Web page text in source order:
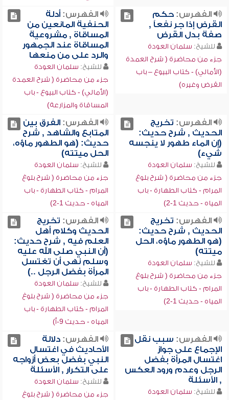
الفهرس:حكم
القرض إذا جر نفعاً ,
صفة بدل القرض
للشيخ: سلمان العودة
جزء من محاضرة ( شرح العمدة
(الأمالي) - كتاب البيوع – باب
القرض وغيره)
الفهرس:أدلة
الحنفية المانعين من
المساقاة , مشروعية
المساقاة عند الجمهور
والرد على من منعها
للشيخ: سلمان العودة
جزء من محاضرة ( شرح العمدة
(الأمالي) - كتاب البيوع - باب
المساقاة والمزارعة)
الفهرس: تخريج
الحديث , شرح حديث:
(إن الماء طهور لا ينجسه
شيء)
للشيخ: سلمان العودة
جزء من محاضرة ( شرح بلوغ
المرام - كتاب الطهارة - باب
المياه - حديث 1-2)
الفهرس:الفرق بين
المتابع والشاهد , شرح
حديث: (هو الطهور ماؤه،
الحل ميتته)
للشيخ: سلمان العودة
جزء من محاضرة ( شرح بلوغ
المرام - كتاب الطهارة - باب
المياه - حديث 1-2)
الفهرس: تخريج
الحديث , شرح حديث:
(هو الطهور ماؤه، الحل
ميتته)
للشيخ: سلمان العودة
جزء من محاضرة ( شرح بلوغ
المرام - كتاب الطهارة - باب
المياه - حديث 1-2)
الفهرس: تخريج
الحديث وكلام أهل
العلم فيه , شرح حديث:
(أن النبي صلى الله عليه
وسلم نهى أن تغتسل
المرأة بفضل الرجل ..)
للشيخ: سلمان العودة
جزء من محاضرة ( شرح بلوغ
المرام - كتاب الطهارة - باب
المياه - حديث 9-أ)
الفهرس: سبب نقل
الإجماع على جواز
اغتسال المرأة بفضل
الرجل وعدم ورود العكس
, الأسئلة
للشيخ: سلمان العودة
الفهرس:دلالة
الأحاديث في اغتسال
النبي بفضل بعض أزواجه
على التكرار , الأسئلة
للشيخ: سلمان العودة
جزء من محاضرة ( شرح بلوغ